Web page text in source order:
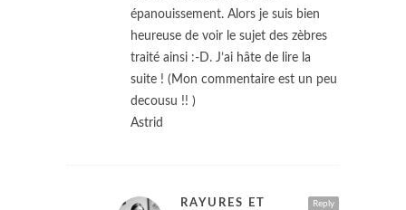
épanouissement. Alors je suis bien
heureuse de voir le sujet des zèbres
traité ainsi :-D. J’ai hâte de lire la
suite ! (Mon commentaire est un peu
decousu !! )
Astrid
Reply
RAYURES ET